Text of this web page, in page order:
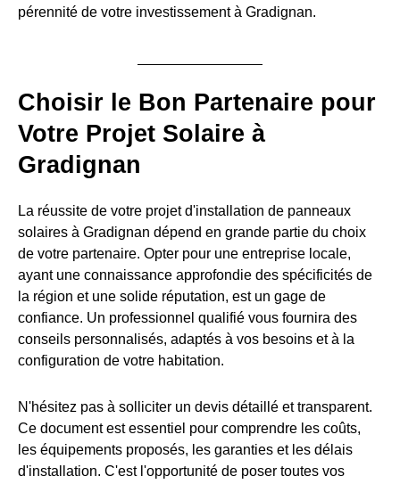
pérennité de votre investissement à Gradignan.
Choisir le Bon Partenaire pour
Votre Projet Solaire à
Gradignan
La réussite de votre projet d'installation de panneaux
solaires à Gradignan dépend en grande partie du choix
de votre partenaire. Opter pour une entreprise locale,
ayant une connaissance approfondie des spécificités de
la région et une solide réputation, est un gage de
confiance. Un professionnel qualifié vous fournira des
conseils personnalisés, adaptés à vos besoins et à la
configuration de votre habitation.
N'hésitez pas à solliciter un devis détaillé et transparent.
Ce document est essentiel pour comprendre les coûts,
les équipements proposés, les garanties et les délais
d'installation. C'est l'opportunité de poser toutes vos